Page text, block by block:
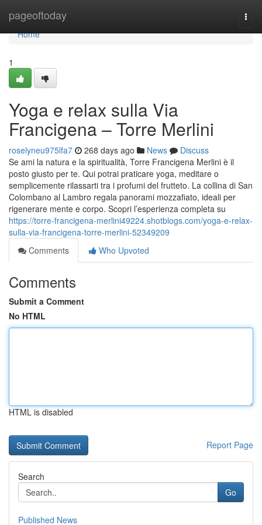
pageoftoday
Home
Home
1
Yoga e relax sulla Via
Francigena – Torre Merlini
roselyneu975lfa7 268 days ago News
Discuss
Se ami la natura e la spiritualità, Torre Francigena Merlini è il
posto giusto per te. Qui potrai praticare yoga, meditare o
semplicemente rilassarti tra i profumi del frutteto. La collina di San
Colombano al Lambro regala panorami mozzafiato, ideali per
rigenerare mente e corpo. Scopri l’esperienza completa su
https://torre-francigena-merlini49224.shotblogs.com/yoga-e-relax-
sulla-via-francigena-torre-merlini-52349209
Comments
Who Upvoted
Comments
Submit a Comment
No HTML
HTML is disabled
Report Page
Search
Go
Published News